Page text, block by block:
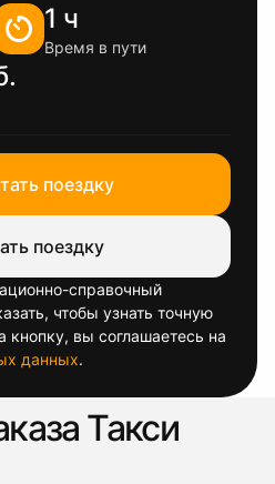
1 ч
Время в пути
поездку
поездку
справочный
чтобы узнать точную
вы соглашаетесь на
данных.
Такси